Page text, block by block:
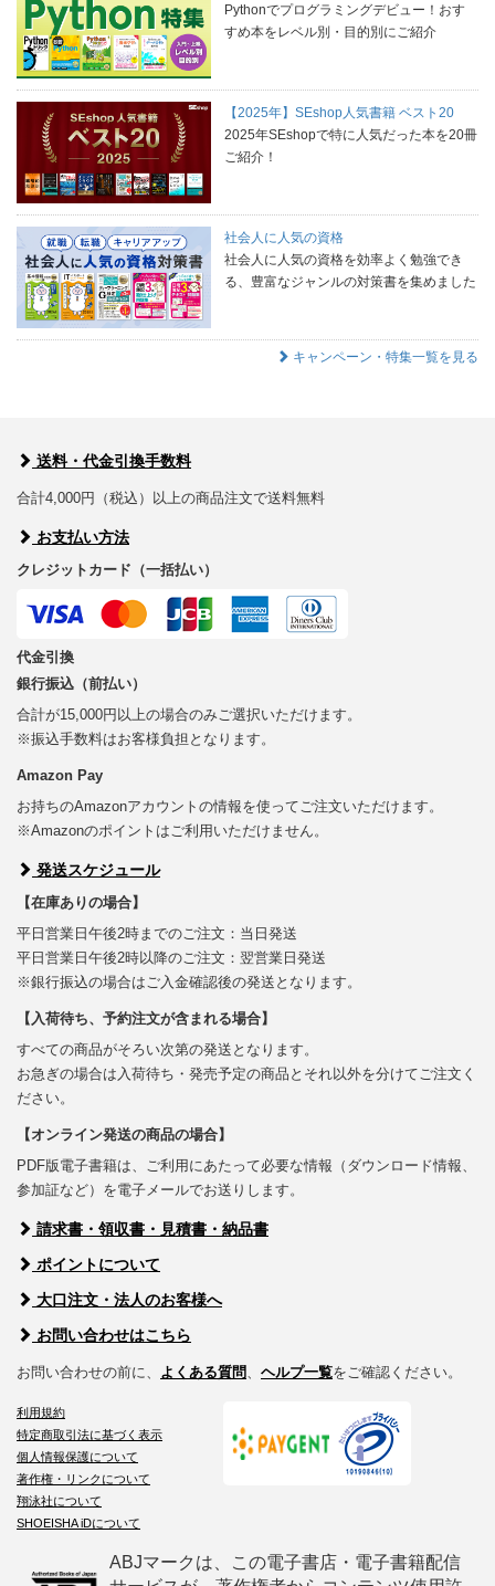
Pythonでプログラミングデビュー！おす
すめ本をレベル別・目的別にご紹介
【2025年】SEshop人気書籍 ベスト20
2025年SEshopで特に人気だった本を20冊
ご紹介！
社会人に人気の資格
社会人に人気の資格を効率よく勉強でき
る、豊富なジャンルの対策書を集めました
キャンペーン・特集一覧を見る
送料・代金引換手数料
合計4,000円（税込）以上の商品注文で送料無料
お支払い方法
クレジットカード（一括払い）
代金引換
銀行振込（前払い）
合計が15,000円以上の場合のみご選択いただけます。
※振込手数料はお客様負担となります。
Amazon Pay
お持ちのAmazonアカウントの情報を使ってご注文いただけます。
※Amazonのポイントはご利用いただけません。
発送スケジュール
【在庫ありの場合】
平日営業日午後2時までのご注文：当日発送
平日営業日午後2時以降のご注文：翌営業日発送
※銀行振込の場合はご入金確認後の発送となります。
【入荷待ち、予約注文が含まれる場合】
すべての商品がそろい次第の発送となります。
お急ぎの場合は入荷待ち・発売予定の商品とそれ以外を分けてご注文く
ださい。
【オンライン発送の商品の場合】
PDF版電子書籍は、ご利用にあたって必要な情報（ダウンロード情報、
参加証など）を電子メールでお送りします。
請求書・領収書・見積書・納品書
ポイントについて
大口注文・法人のお客様へ
お問い合わせはこちら
お問い合わせの前に、 よくある質問、 ヘルプ一覧をご確認ください。
利用規約
特定商取引法に基づく表示
個人情報保護について
著作権・リンクについて
翔泳社について
SHOEISHA iDについて
ABJマークは、この電子書店・電子書籍配信